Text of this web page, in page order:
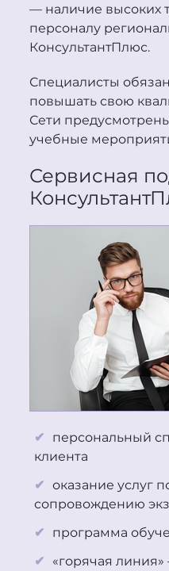
— наличие высоких
персоналу
КонсультантПлюс.
Специалисты
повышать свою
Сети
учебные
Сервисная
Консультант
персональный
клиента
оказание услуг
сопровождению
программа
«горячая